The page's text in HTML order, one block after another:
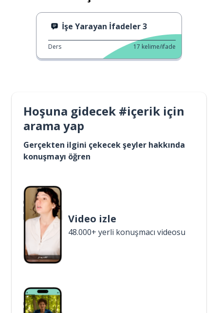
İşe Yarayan İfadeler 3
Ders 17 kelime/ifade
Hoşuna gidecek #içerik için
arama yap
Gerçekten ilgini çekecek şeyler hakkında
konuşmayı öğren
Video izle
48.000+ yerli konuşmacı videosu